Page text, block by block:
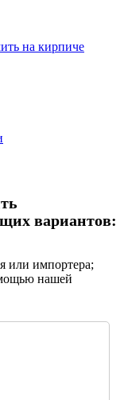
на кирпиче
вариантов:
или импортера;
нашей